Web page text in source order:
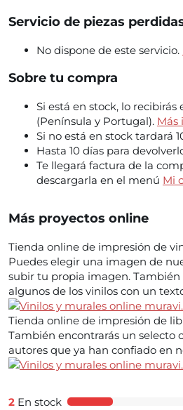
Servicio de piezas
No dispone de este servicio.
Sobre tu compra
Si está en stock, lo recibirás
(Península y Portugal). Más
Si no está en stock tardará
Hasta 10 días para
Te llegará factura de la
descargarla en el menú Mi
Más proyectos online
Tienda online de impresión de
Puedes elegir una imagen de
subir tu propia imagen. También
algunos de los vinilos con un
Tienda online de impresión de
También encontrarás un selecto
autores que ya han confiado en
2 En stock